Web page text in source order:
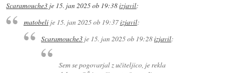
Scaramouche3 je 15. jan 2025 ob 19:38izjavil:
matobelije 15. jan 2025 ob 19:37izjavil:
Scaramouche3 je 15. jan 2025 ob 19:28izjavil:
Sem se pogovarjal z učiteljico, je rekla